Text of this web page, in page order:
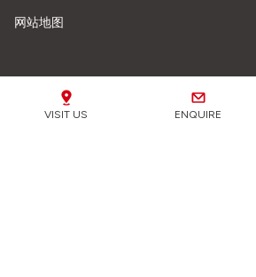
VISIT US ENQUIRE
网站地图
我们的学校